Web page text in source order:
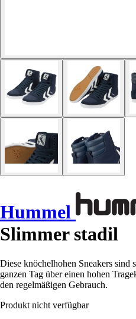
Hummel
Slimmer stadil
Diese knöchelhohen Sneakers sind
ganzen Tag über einen hohen
den regelmäßigen Gebrauch.
Produkt nicht verfügbar